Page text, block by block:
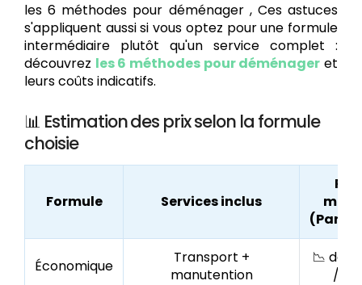
les 6 méthodes pour déménager , Ces astuces
s'appliquent aussi si vous optez pour une formule
intermédiaire plutôt qu'un service complet :
découvrez les 6 méthodes pour déménager et
leurs coûts indicatifs.
📊 Estimation des prix selon la formule
choisie
Formule Services inclus
Prix
(Paris/
Économique
Transport +
manutention
📉 dès
/ m³